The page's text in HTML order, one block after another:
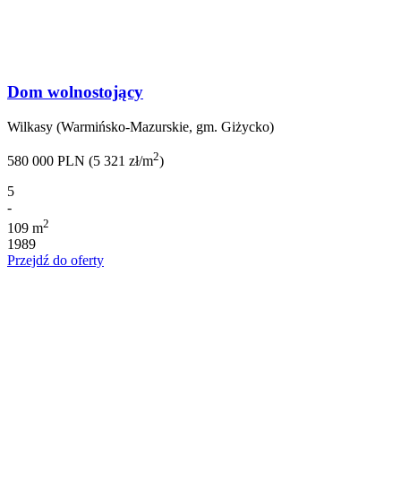
Dom wolnostojący
Wilkasy (Warmińsko-Mazurskie, gm. Giżycko)
580 000 PLN (5 321 zł/m2)
5
-
109 m2
1989
Przejdź do oferty